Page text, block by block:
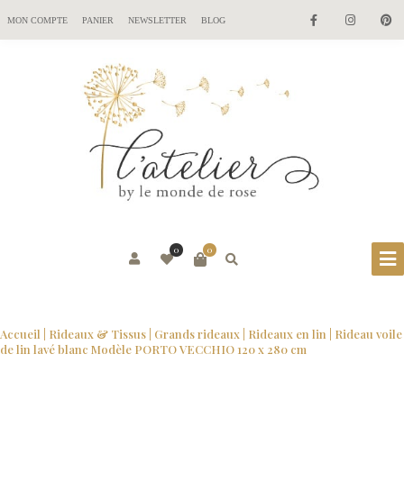
MON COMPTE PANIER NEWSLETTER BLOG
0
0
Accueil Rideaux & Tissus Grands rideaux Rideaux en lin | Rideau voile
de lin lavé blanc Modèle PORTO VECCHIO 120 x 280 cm